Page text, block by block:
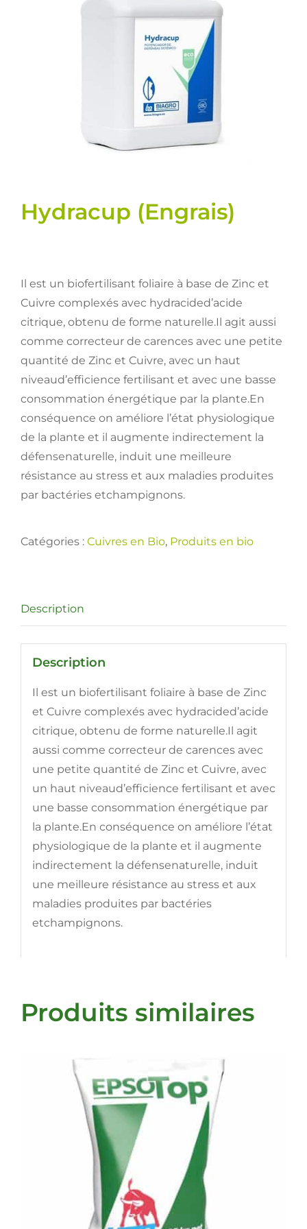
Hydracup (Engrais)
Il est un biofertilisant foliaire à base de Zinc et
Cuivre complexés avec hydracided’acide
citrique, obtenu de forme naturelle.Il agit aussi
comme correcteur de carences avec une petite
quantité de Zinc et Cuivre, avec un haut
niveaud’efficience fertilisant et avec une basse
consommation énergétique par la plante.En
conséquence on améliore l’état physiologique
de la plante et il augmente indirectement la
défensenaturelle, induit une meilleure
résistance au stress et aux maladies produites
par bactéries etchampignons.
Catégories : Cuivres en Bio, Produits en bio
Description
Description
Il est un biofertilisant foliaire à base de Zinc
et Cuivre complexés avec hydracided’acide
citrique, obtenu de forme naturelle.Il agit
aussi comme correcteur de carences avec
une petite quantité de Zinc et Cuivre, avec
un haut niveaud’efficience fertilisant et avec
une basse consommation énergétique par
la plante.En conséquence on améliore l’état
physiologique de la plante et il augmente
indirectement la défensenaturelle, induit
une meilleure résistance au stress et aux
maladies produites par bactéries
etchampignons.
Produits similaires